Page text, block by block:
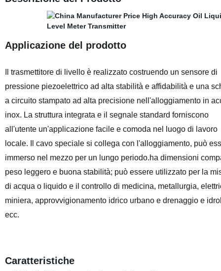
Applicazione del prodotto
Il trasmettitore di livello è realizzato costruendo un sensore di
pressione piezoelettrico ad alta stabilità e affidabilità e una
a circuito stampato ad alta precisione nell'alloggiamento in
inox. La struttura integrata e il segnale standard forniscono
all'utente un'applicazione facile e comoda nel luogo di lavoro
locale. Il cavo speciale si collega con l'alloggiamento, può
immerso nel mezzo per un lungo periodo.ha dimensioni
peso leggero e buona stabilità; può essere utilizzato per la
di acqua o liquido e il controllo di medicina, metallurgia,
miniera, approvvigionamento idrico urbano e drenaggio e
ecc.
Caratteristiche